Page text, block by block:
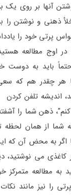
نوشتن آنها بر روی
ذهنی و نوشتن را
پرتی خود را
در اوج مطالعه
باید به دوست
هر چقدر هم که
اندیشه تلفن
ذهن شما را
شما از همان لحظه
اگر به محض آن که
کاغذی می نوشتید،
مطالعه متمرکز
را نیز مانند